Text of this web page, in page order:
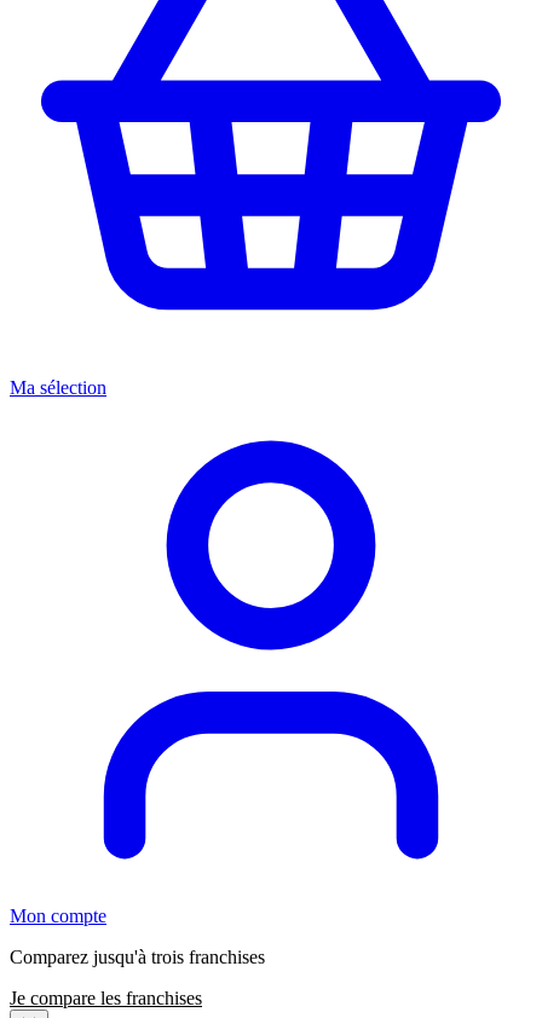
Ma sélection
Mon compte
Comparez jusqu'à trois franchises
Je compare les franchises